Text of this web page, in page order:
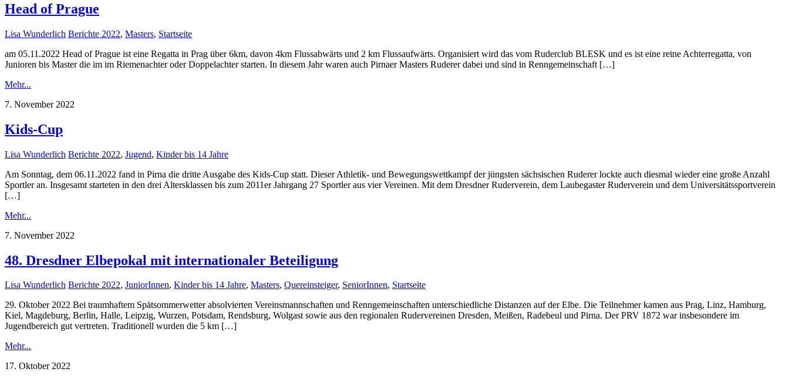
Head of Prague
Lisa Wunderlich Berichte 2022, Masters, Startseite
am 05.11.2022 Head of Prague ist eine Regatta in Prag über 6km, davon 4km Flussabwärts und 2 km Flussaufwärts. Organisiert wird das vom Ruderclub BLESK und es ist eine reine Achterregatta, von
Junioren bis Master die im im Riemenachter oder Doppelachter starten. In diesem Jahr waren auch Pirnaer Masters Ruderer dabei und sind in Renngemeinschaft […]
Mehr...
7. November 2022
Kids-Cup
Lisa Wunderlich Berichte 2022, Jugend, Kinder bis 14 Jahre
Am Sonntag, dem 06.11.2022 fand in Pirna die dritte Ausgabe des Kids-Cup statt. Dieser Athletik- und Bewegungswettkampf der jüngsten sächsischen Ruderer lockte auch diesmal wieder eine große Anzahl
Sportler an. Insgesamt starteten in den drei Altersklassen bis zum 2011er Jahrgang 27 Sportler aus vier Vereinen. Mit dem Dresdner Ruderverein, dem Laubegaster Ruderverein und dem Universitätssportverein
[…]
Mehr...
7. November 2022
48. Dresdner Elbepokal mit internationaler Beteiligung
Lisa Wunderlich Berichte 2022, JuniorInnen, Kinder bis 14 Jahre, Masters, Quereinsteiger, SeniorInnen, Startseite
29. Oktober 2022 Bei traumhaftem Spätsommerwetter absolvierten Vereinsmannschaften und Renngemeinschaften unterschiedliche Distanzen auf der Elbe. Die Teilnehmer kamen aus Prag, Linz, Hamburg,
Kiel, Magdeburg, Berlin, Halle, Leipzig, Wurzen, Potsdam, Rendsburg, Wolgast sowie aus den regionalen Rudervereinen Dresden, Meißen, Radebeul und Pirna. Der PRV 1872 war insbesondere im
Jugendbereich gut vertreten. Traditionell wurden die 5 km […]
Mehr...
17. Oktober 2022